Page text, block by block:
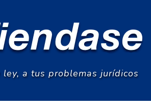
ley, a tus problemas jurídicos